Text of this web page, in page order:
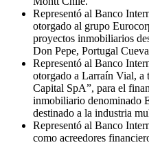
Representó al Banco
otorgado al grupo
proyectos inmobiliarios
Don Pepe, Portugal
Representó al Banco
otorgado a Larraín Vial, a
Capital SpA”, para el
inmobiliario denominado
destinado a la industria
Representó al Banco
como acreedores